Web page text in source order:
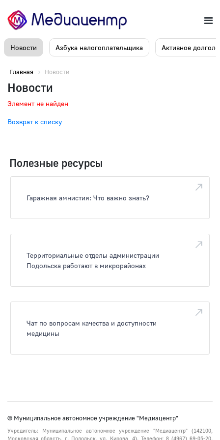
Новости Азбука налогоплательщика Активное
Главная Новости
Новости
Элемент не найден
Возврат к списку
Полезные ресурсы
Гаражная амнистия: Что важно знать?
Территориальные отделы администрации
Подольска работают в микрорайонах
Чат по вопросам качества и доступности
медицины
© Муниципальное автономное учреждение "Медиацентр"
Учредитель: Муниципальное автономное учреждение "Медиацентр" (142100,
Московская область, г. Подольск, ул. Кирова, 4). Телефон: 8 (4967) 69-05-20.